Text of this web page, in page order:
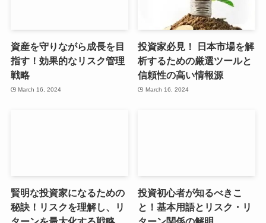
資産を守りながら成長を目
指す！効果的なリスク管理
戦略
March 16, 2024
投資家必見！ 日本市場を解
析するための厳選ツールと
信頼性の高い情報源
March 16, 2024
賢明な投資家になるための
秘訣！リスクを理解し、リ
投資初心者が知るべきこ
と！基本用語とリスク・リ